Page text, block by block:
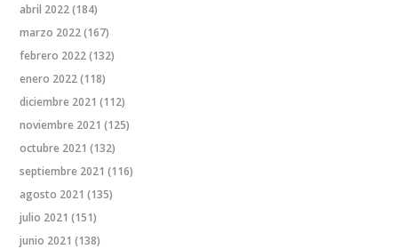
abril 2022(184)
marzo 2022(167)
febrero 2022(132)
enero 2022(118)
diciembre 2021 (112)
noviembre 2021 (125)
octubre 2021 (132)
septiembre 2021 (116)
agosto 2021 (135)
julio 2021 (151)
junio 2021 (138)